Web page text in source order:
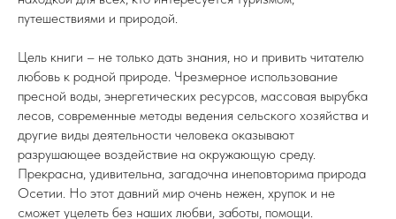
путешествиями и природой.
Цель книги – не только дать знания, но и привить читателю
любовь к родной природе. Чрезмерное использование
пресной воды, энергетических ресурсов, массовая вырубка
лесов, современные методы ведения сельского хозяйства и
другие виды деятельности человека оказывают
разрушающее воздействие на окружающую среду.
Прекрасна, удивительна, загадочна инеповторима природа
Осетии. Но этот давний мир очень нежен, хрупок и не
сможет уцелеть без наших любви, заботы, помощи.